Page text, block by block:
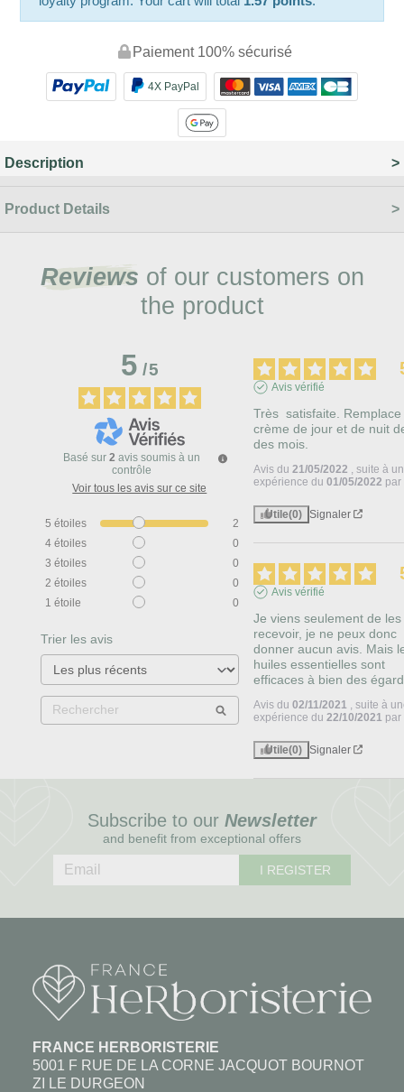
Paiement 100% sécurisé
4X PayPal
Description
Product Details
Reviews of our customers on
the product
5/5
Basé sur 2 avis soumis à un
contrôle
Voir tous les avis sur ce site
5 étoiles
2
4 étoiles
0
3 étoiles
0
2 étoiles
0
1 étoile 0
Trier les avis
Avis vérifié
Très  satisfaite.
crème de jour et de nuit
des mois.
Avis du21/05/2022
, suite à
expérience du01/05/2022 par
Utile(0) Signaler
Avis vérifié
Je viens seulement de les
recevoir, je ne peux donc
donner aucun avis. Mais
huiles essentielles sont
efficaces à bien des
Avis du02/11/2021
, suite à
expérience du22/10/2021 par
Utile(0) Signaler
Subscribe to our Newsletter
and benefit from exceptional offers
I REGISTER
FRANCE HERBORISTERIE
5001 F RUE DE LA CORNE JACQUOT BOURNOT
ZI LE DURGEON